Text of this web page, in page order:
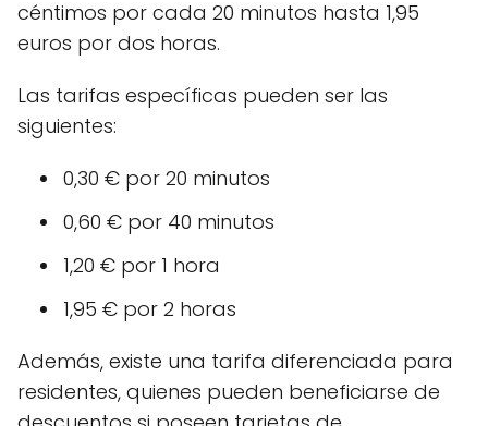
céntimos por cada 20 minutos hasta 1,95
euros por dos horas.
Las tarifas específicas pueden ser las
siguientes:
0,30 € por 20 minutos
0,60 € por 40 minutos
1,20 € por 1 hora
1,95 € por 2 horas
Además, existe una tarifa diferenciada para
residentes, quienes pueden beneficiarse de